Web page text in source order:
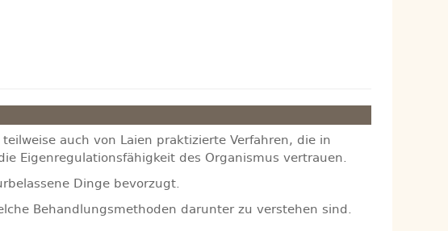
auch von Laien praktizierte Verfahren, die in
Eigenregulationsfähigkeit des Organismus vertrauen.
Dinge bevorzugt.
Behandlungsmethoden darunter zu verstehen sind.